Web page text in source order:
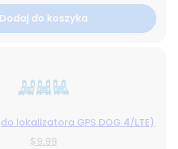
Dodaj do koszyka
lokalizatora GPS DOG 4/LTE)
$9.99